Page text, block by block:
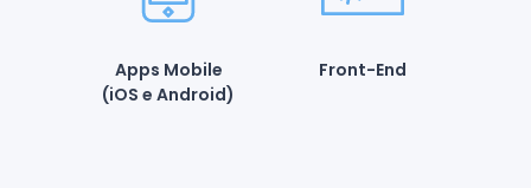
Apps Mobile
(iOS e Android)
Front-End